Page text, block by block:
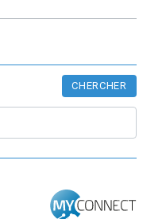
CHERCHER